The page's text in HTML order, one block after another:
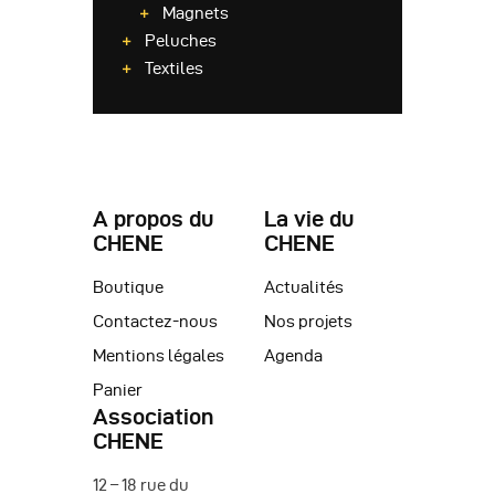
Magnets
Peluches
Textiles
A propos du
CHENE
Boutique
Contactez-nous
Mentions légales
Panier
La vie du
CHENE
Actualités
Nos projets
Agenda
Association
CHENE
12 – 18 rue du